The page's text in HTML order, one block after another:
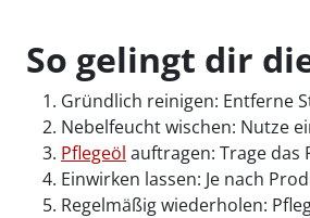
So gelingt dir
Gründlich reinigen: Entferne
Nebelfeucht wischen: Nutze
Pflegeöl auftragen: Trage das
Einwirken lassen: Je nach
Regelmäßig wiederholen: